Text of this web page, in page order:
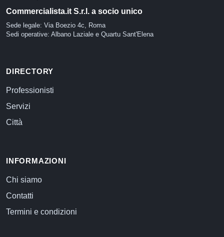
Commercialista.it S.r.l. a socio unico
Sede legale: Via Boezio 4c, Roma
Sedi operative: Albano Laziale e Quartu Sant'Elena
DIRECTORY
Professionisti
Servizi
Città
INFORMAZIONI
Chi siamo
Contatti
Termini e condizioni